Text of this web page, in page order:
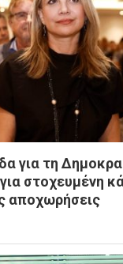
για τη
στοχευμένη
αποχωρήσεις